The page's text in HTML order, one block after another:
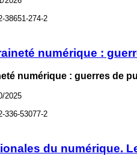
38651-274-2
numérique :
numérique : guerres de
2025
336-53077-2
du numérique.